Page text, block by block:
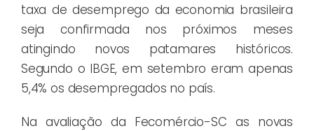
taxa de desemprego da economia brasileira
seja confirmada nos próximos meses
atingindo novos patamares históricos.
Segundo o IBGE, em setembro eram apenas
5,4% os desempregados no país.
Na avaliação da Fecomércio-SC as novas